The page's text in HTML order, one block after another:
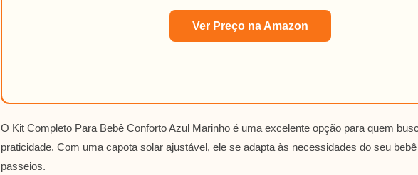
Ver Preço na Amazon
O Kit Completo Para Bebê Conforto Azul Marinho é uma excelente opção para quem
praticidade. Com uma capota solar ajustável, ele se adapta às necessidades do seu
passeios.